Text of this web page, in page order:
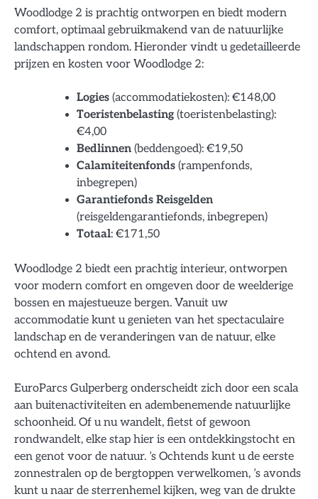
Woodlodge 2 is prachtig ontworpen en biedt modern
comfort, optimaal gebruikmakend van de natuurlijke
landschappen rondom. Hieronder vindt u gedetailleerde
prijzen en kosten voor Woodlodge 2:
Logies (accommodatiekosten): €148,00
Toeristenbelasting (toeristenbelasting):
€4,00
Bedlinnen (beddengoed): €19,50
Calamiteitenfonds (rampenfonds,
inbegrepen)
Garantiefonds Reisgelden
(reisgeldengarantiefonds, inbegrepen)
Totaal: €171,50
Woodlodge 2 biedt een prachtig interieur, ontworpen
voor modern comfort en omgeven door de weelderige
bossen en majestueuze bergen. Vanuit uw
accommodatie kunt u genieten van het spectaculaire
landschap en de veranderingen van de natuur, elke
ochtend en avond.
EuroParcs Gulperberg onderscheidt zich door een scala
aan buitenactiviteiten en adembenemende natuurlijke
schoonheid. Of u nu wandelt, fietst of gewoon
rondwandelt, elke stap hier is een ontdekkingstocht en
een genot voor de natuur. ’s Ochtends kunt u de eerste
zonnestralen op de bergtoppen verwelkomen, ’s avonds
kunt u naar de sterrenhemel kijken, weg van de drukte